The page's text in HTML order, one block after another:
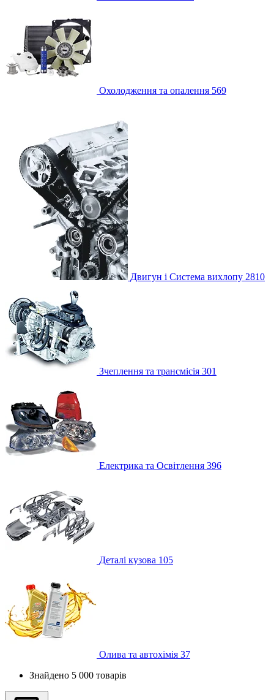
Охолодження та опалення 569
Двигун і Система вихлопу 2810
Зчеплення та трансмісія 301
Електрика та Освітлення 396
Деталі кузова 105
Олива та автохімія 37
Знайдено 5 000 товарів